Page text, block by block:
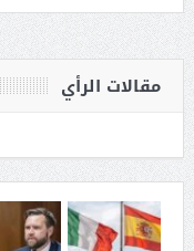
مقالات الرأي